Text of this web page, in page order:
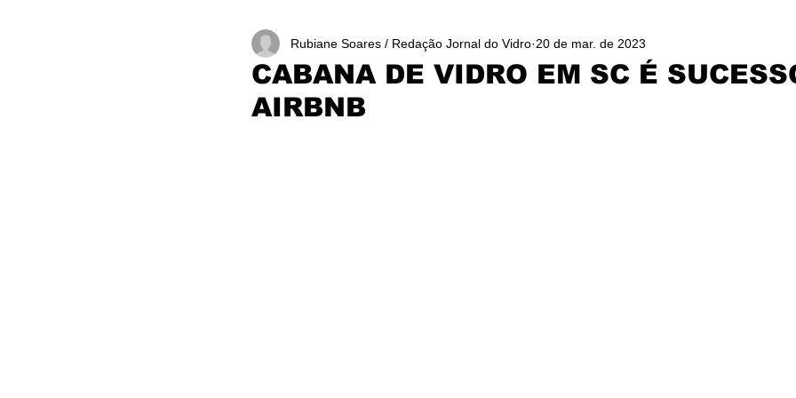
CABANA DE VIDRO EM SC É
AIRBNB
Rubiane Soares / Redação Jornal do Vidro 20 de mar. de 2023